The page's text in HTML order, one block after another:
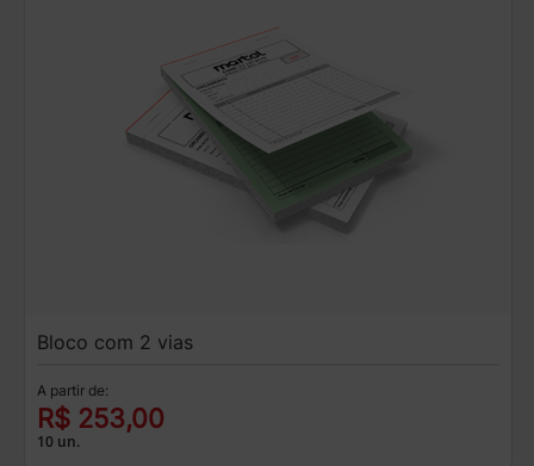
Bloco com 2 vias
A partir de:
R$ 253,00
10 un.